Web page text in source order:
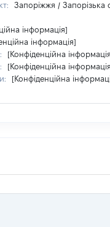
Запоріжжя / Запорізька
інформація]
інформація]
[Конфіденційна
[Конфіденційна
[Конфіденційна